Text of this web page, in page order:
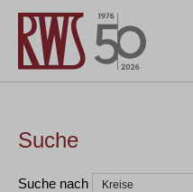
Suche
Suche nach